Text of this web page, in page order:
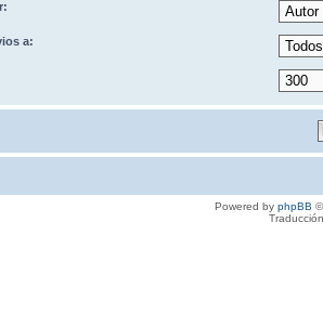
a:
Powered by phpBB